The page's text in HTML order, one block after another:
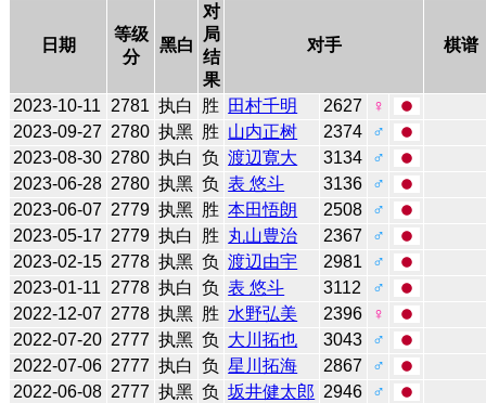
日期
等级
分
黑白
对
局
结
果
对手 棋谱
2023-10-11 2781 执白 胜 田村千明 2627
♀
2023-09-27 2780 执黑 胜 山内正树 2374
♂
2023-08-30 2780 执白 负 渡辺寛大 3134
♂
2023-06-28 2780 执黑 负 表 悠斗 3136
♂
2023-06-07 2779 执黑 胜 本田悟朗 2508
♂
2023-05-17 2779 执白 胜 丸山豊治 2367
♂
2023-02-15 2778 执黑 负 渡辺由宇 2981
♂
2023-01-11
2778 执白 负 表 悠斗 3112
♂
2022-12-07 2778 执黑 胜 水野弘美 2396
♀
2022-07-20 2777 执黑 负 大川拓也 3043
♂
2022-07-06 2777 执白 负 星川拓海 2867
♂
2022-06-08 2777 执黑 负 坂井健太郎 2946
♂